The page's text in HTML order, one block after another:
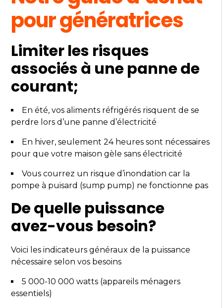
pour génératrices
Limiter les risques
associés à une panne de
courant;
En été, vos aliments réfrigérés risquent de se
perdre lors d’une panne d’électricité
En hiver, seulement 24 heures sont nécessaires
pour que votre maison gèle sans électricité
Vous courrez un risque d’inondation car la
pompe à puisard (sump pump) ne fonctionne pas
De quelle puissance
avez-vous besoin?
Voici les indicateurs généraux de la puissance
nécessaire selon vos besoins
5 000-10 000 watts (appareils ménagers
essentiels)